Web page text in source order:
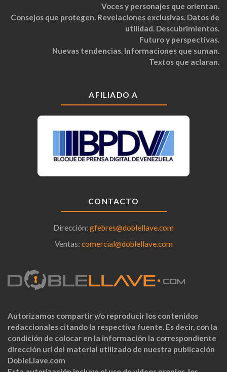
Voces y personajes que orientan.
Consejos que protegen. Revelaciones exclusivas. Datos de
utilidad. Descubrimientos.
Futuro y perspectivas.
Nuevas tendencias. Informaciones que suman.
Textos que aclaran.
AFILIADO A
CONTACTO
Dirección: gfebres@doblellave.com
Ventas: comercial@doblellave.com
Autorizamos compartir y/o reproducir los contenidos
redaccionales citando la respectiva fuente. Es decir, con la
condición de colocar en la información la correspondiente
dirección url del material utilizado de nuestra publicación
DobleLlave.com